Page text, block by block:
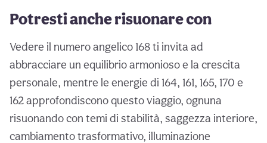
Potresti anche risuonare con
Vedere il numero angelico 168 ti invita ad
abbracciare un equilibrio armonioso e la crescita
personale, mentre le energie di 164, 161, 165, 170 e
162 approfondiscono questo viaggio, ognuna
risuonando con temi di stabilità, saggezza interiore,
cambiamento trasformativo, illuminazione